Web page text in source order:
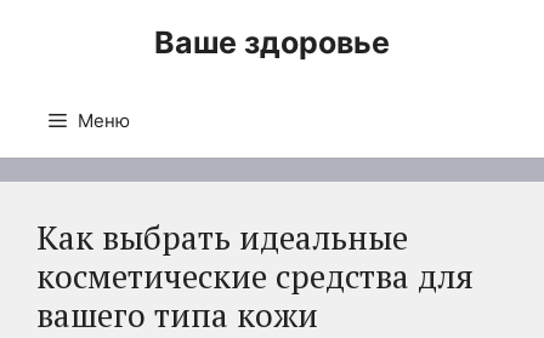
Ваше здоровье
Меню
Как выбрать идеальные
косметические средства для
вашего типа кожи